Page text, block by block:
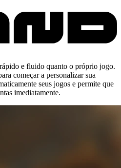
e fluido quanto o próprio jogo.
começar a personalizar sua
seus jogos e permite que
imediatamente.